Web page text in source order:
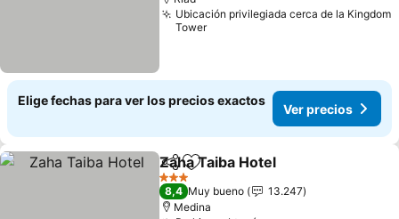
Ubicación privilegiada cerca de la Kingdom
Tower
Elige fechas para ver los precios exactos
Ver precios
CompartirAgregar a favoritos
Zaha Taiba Hotel
3 Estrellas
8,4 Muy bueno
13.247
Medina